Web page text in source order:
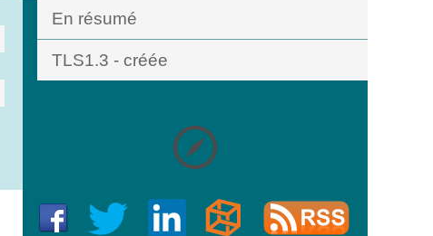
En résumé
TLS1.3 - créée